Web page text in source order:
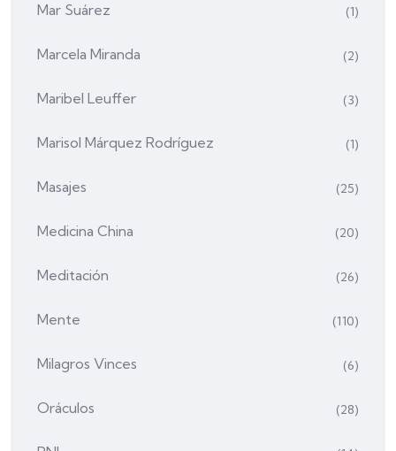
Mar Suárez (1)
Marcela Miranda (2)
Maribel Leuffer (3)
Marisol Márquez Rodríguez (1)
Masajes (25)
Medicina China (20)
Meditación (26)
Mente (110)
Milagros Vinces (6)
Oráculos (28)